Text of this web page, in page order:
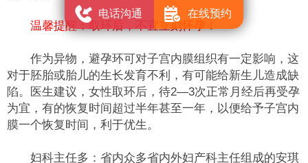
温馨提醒：取环后，不宜立刻怀孕！
作为异物，避孕环可对子宫内膜组织有一定影响，这
对于胚胎或胎儿的生长发育不利，有可能给新生儿造成缺
陷。医生建议，女性取环后，待2—3次正常月经后再受孕
为宜，有的恢复时间超过半年甚至一年，以便给予子宫内
膜一个恢复时间，利于优生。
妇科主任多：省内众多省内外妇产科主任组成的安琪
电话沟通 在线预约